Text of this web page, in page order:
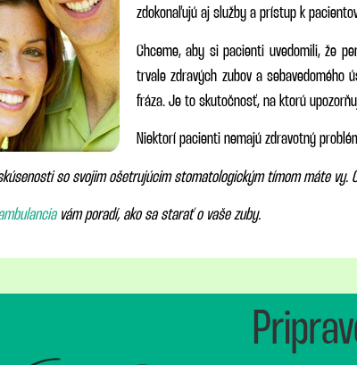
zdokonaľujú aj služby a prístup k
Chceme, aby si pacienti uvedomili, že
trvale zdravých zubov a sebavedomého
fráza. Je to skutočnosť, na ktorú
Niektorí pacienti nemajú zdravotný
so svojim ošetrujúcim stomatologickým tímom máte vy.
vám poradí, ako sa starať o vaše zuby.